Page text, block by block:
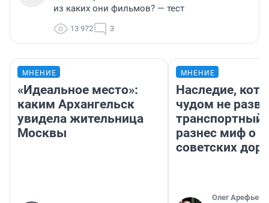
из каких они фильмов? — тест
13 972 3
МНЕНИЕ
«Идеальное место»:
каким Архангельск
увидела жительница
Москвы
МНЕНИЕ
Наследие,
чудом не
транспортный
разнес миф о
советских
Олег Арефьев